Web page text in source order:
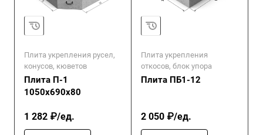
Плита укрепления русел,
конусов, кюветов
Плита П-1
1050х690х80
1 282 ₽/ед.
Плита укрепления
откосов, блок упора
Плита ПБ1-12
2 050 ₽/ед.